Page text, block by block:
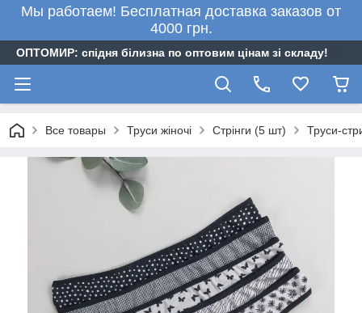
Мы работаем! Бесплатная доставка заказов от
4000 грн.
ОПТОМИР: спідня білизна по оптовим цінам зі складу!
Все товары Труси жіночі Стрінги (5 шт) Труси-